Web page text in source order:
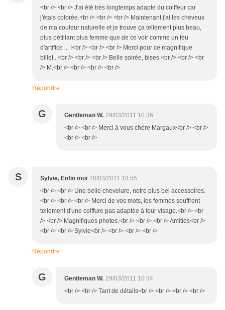
<br /> <br /> J'ai été très longtemps adapte du coiffeur car
j'étais colorée.<br /> <br /> <br /> Maintenant j'ai les cheveux
de ma couleur naturelle et je trouve ça tellement plus beau,
plus pétillant plus femme que de ce voir comme un feu
d'artifice ... !<br /> <br /> <br /> Merci pour ce magnifique
billet...<br /> <br /> <br /> Belle soirée, bises.<br /> <br /> <br
/> M.<br /> <br /> <br /> <br />
Répondre
G Gentleman W. 29/03/2011 10:36
<br /> <br /> Merci à vous chère Margaux<br /> <br />
<br /> <br />
S Sylvie, Enfin moi 28/03/2011 18:55
<br /> <br /> Une belle chevelure, notre plus bel accessoires.
<br /> <br /> <br /> Merci de vos mots, les femmes souffrent
tellement d'une coiffure pas adaptée à leur visage.<br /> <br
/> <br /> Magnifiques photos.<br /> <br /> <br /> Amitiés<br />
<br /> <br /> Sylvie<br /> <br /> <br /> <br />
Répondre
G Gentleman W. 29/03/2011 10:34
<br /> <br /> Tant de détails<br /> <br /> <br /> <br />